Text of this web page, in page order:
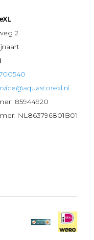
2
85944920
NL863796801B01